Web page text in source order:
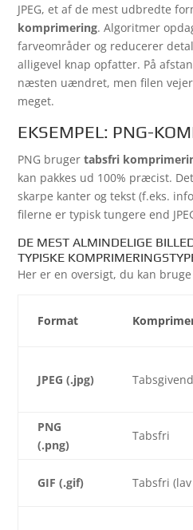
JPEG, et af de mest udbredte
komprimering. Algoritmer
farveområder og reducerer
alligevel knap opfatter. På
næsten uændret, men filen
meget.
EKSEMPEL: PNG-
PNG brugertabsfri
kan pakkes ud 100% præcist.
skarpe kanter og tekst (f.eks.
filerne er typisk tungere end
DE MEST ALMINDELIGE
TYPISKE
Her er en oversigt, du kan
Format
JPEG (.jpg)
PNG
(.png)
Tabsfri
GIF (.gif) Tabsfri